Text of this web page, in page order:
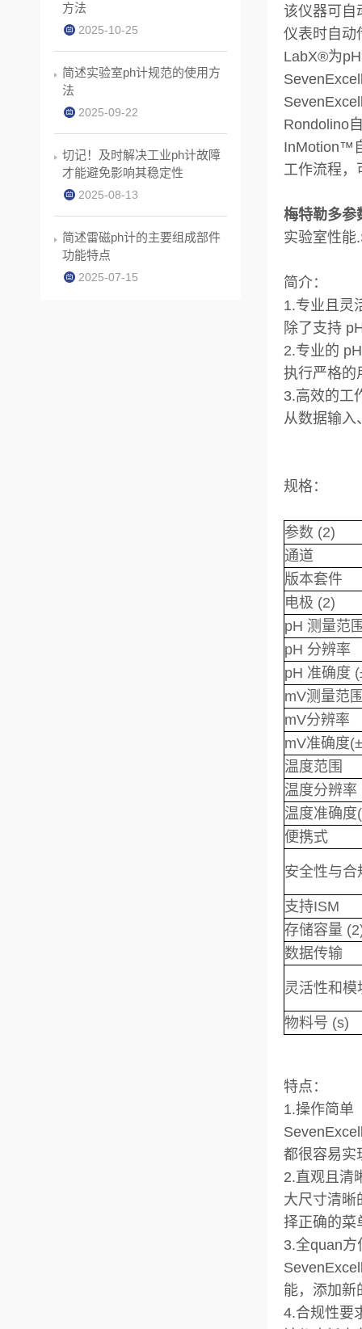
该仪器可自
仪表时自动
LabX®为
Rondolino
InMotion™
工作流程，
梅特勒多参
实验室性能
简介：
1.专业且灵
除了支持
2.专业的
执行严格的
3.高效的工
从数据输入
规格：
参数 (2)
通道
版本套件
电极 (2)
pH 测量范
pH 分辨率
pH 准确度
mV测量范
mV分辨率
mV准确度
温度范围
温度分辨率
温度准确度
便携式
安全性与合
支持ISM
存储容量
数据传输
灵活性和模
物料号 (s)
特点：
1.操作简单
都很容易实
2.直观且清
大尺寸清晰
择正确的菜
3.全quan方
能，添加新
4.合规性要
方法
2025-10-25
简述实验室ph计规范的使用方
法
2025-09-22
切记！及时解决工业ph计故障
才能避免影响其稳定性
2025-08-13
简述雷磁ph计的主要组成部件
功能特点
2025-07-15